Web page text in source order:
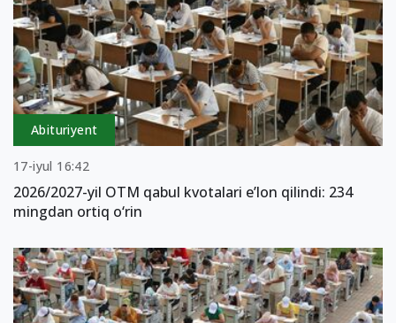
Abituriyent
17-iyul 16:42
2026/2027-yil OTM qabul kvotalari e’lon qilindi: 234
mingdan ortiq o‘rin